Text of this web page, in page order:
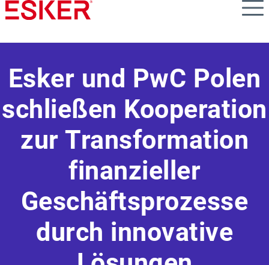
Skip
to
content
Esker und PwC Polen
schließen Kooperation
zur Transformation
finanzieller
Geschäftsprozesse
durch innovative